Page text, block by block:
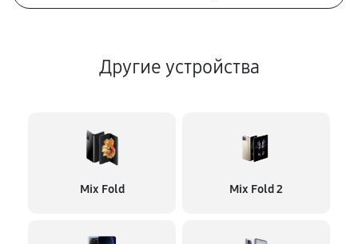
Другие устройства
Mix Fold Mix Fold 2